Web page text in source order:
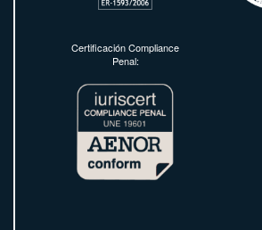
Certificación Compliance
Penal: